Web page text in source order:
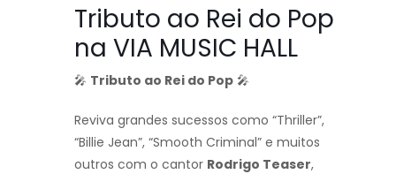
Tributo ao Rei do Pop
na VIA MUSIC HALL
🎤 Tributo ao Rei do Pop 🎤
Reviva grandes sucessos como “Thriller”,
“Billie Jean”, “Smooth Criminal” e muitos
outros com o cantor Rodrigo Teaser,